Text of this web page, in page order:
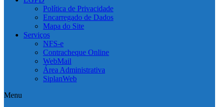
Política de Privacidade
Encarregado de Dados
Mapa do Site
Serviços
NFS-e
Contracheque Online
WebMail
Área Administrativa
SiplanWeb
Menu